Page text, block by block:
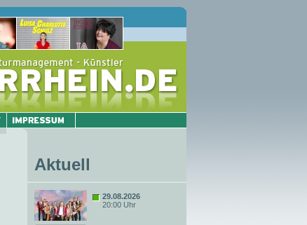
Aktuell
29.08.2026
20:00 Uhr